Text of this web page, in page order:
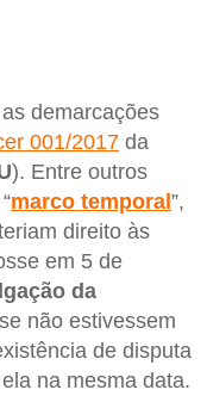
demarcações
001/2017 da
). Entre outros
marco temporal ”,
direito às
em 5 de
da
não estivessem
de disputa
na mesma data.